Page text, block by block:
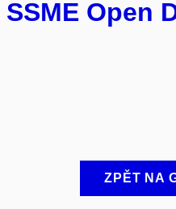
SSME Open
ZPĚT NA